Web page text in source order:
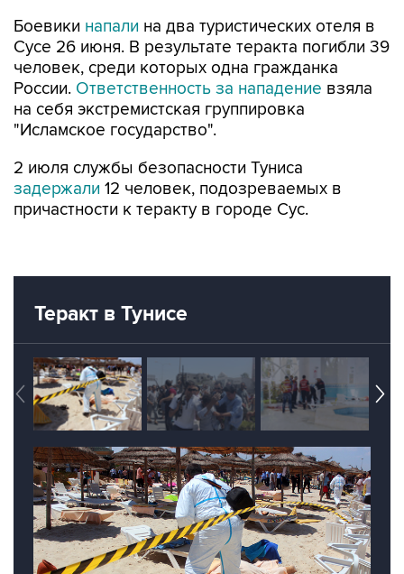
Боевики напали на два туристических отеля в
Сусе 26 июня. В результате теракта погибли 39
человек, среди которых одна гражданка
России. Ответственность за нападение взяла
на себя экстремистская группировка
"Исламское государство".
2 июля службы безопасности Туниса
задержали 12 человек, подозреваемых в
причастности к теракту в городе Сус.
Теракт в Тунисе